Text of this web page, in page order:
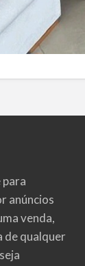
para
anúncios
venda,
de qualquer